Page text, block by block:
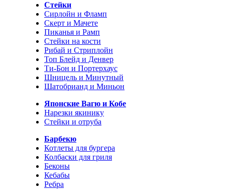
Стейки
Сирлойн и Фламп
Скерт и Мачете
Пиканья и Рамп
Стейки на кости
Рибай и Стриплойн
Топ Блейд и Денвер
Ти-Бон и Портерхаус
Шницель и Минутный
Шатобрианд и Миньон
Японские Вагю и Кобе
Нарезки якинику
Стейки и отруба
Барбекю
Котлеты для бургера
Колбаски для гриля
Беконы
Кебабы
Ребра